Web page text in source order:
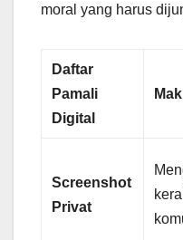
moral yang harus
Daftar
Pamali
Digital
Screenshot
Privat